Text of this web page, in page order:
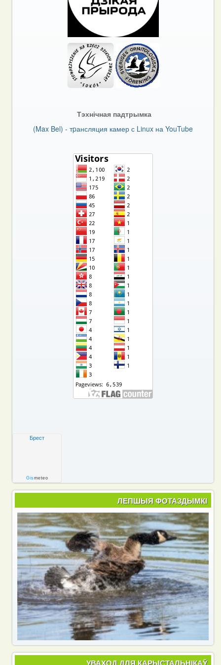
Тэхнічная падтрымка
(Max Bel) - тpансляция камер с Linux на YouTube
Брест
Gismeteo
ЛЕПШЫЯ ФОТАЗДЫМКІ